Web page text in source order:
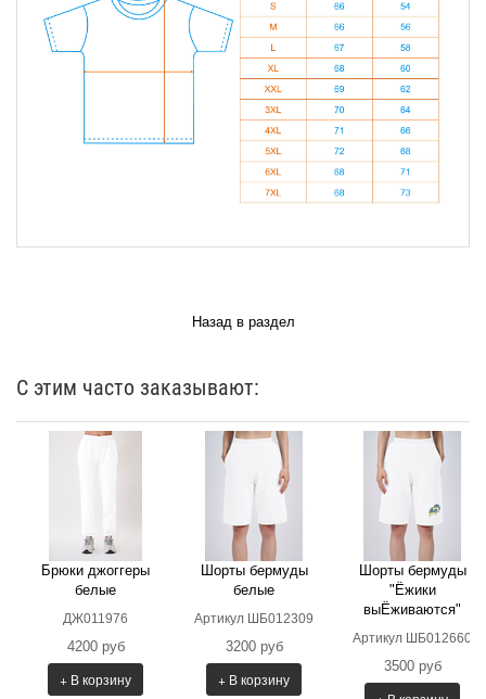
Назад в раздел
С этим часто заказывают:
Брюки джоггеры
белые
ДЖ011976
4200 руб
+ В корзину
Шорты бермуды
белые
Артикул ШБ012309
3200 руб
+ В корзину
Шорты бермуды
"Ёжики
выЁживаются"
Артикул ШБ012660
3500 руб